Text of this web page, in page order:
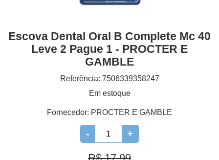
Escova Dental Oral B Complete Mc 40
Leve 2 Pague 1 - PROCTER E
GAMBLE
Referência: 7506339358247
Em estoque
Fornecedor: PROCTER E GAMBLE
- +